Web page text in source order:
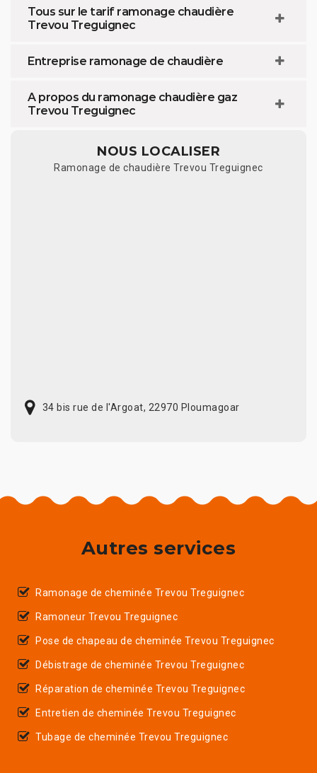
Tous sur le tarif ramonage chaudière
Trevou Treguignec
Entreprise ramonage de chaudière
A propos du ramonage chaudière gaz
Trevou Treguignec
NOUS LOCALISER
Ramonage de chaudière Trevou Treguignec
34 bis rue de l'Argoat, 22970 Ploumagoar
Autres services
Ramonage de cheminée Trevou Treguignec
Ramoneur Trevou Treguignec
Pose de chapeau de cheminée Trevou Treguignec
Débistrage de cheminée Trevou Treguignec
Réparation de cheminée Trevou Treguignec
Entretien de cheminée Trevou Treguignec
Tubage de cheminée Trevou Treguignec